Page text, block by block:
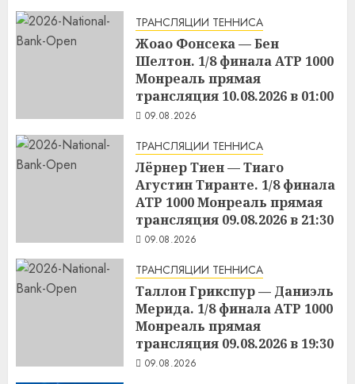
ТРАНСЛЯЦИИ ТЕННИСА
Жоао Фонсека — Бен
Шелтон. 1/8 финала ATP 1000
Монреаль прямая
трансляция 10.08.2026 в 01:00
09.08.2026
ТРАНСЛЯЦИИ ТЕННИСА
Лёрнер Тиен — Тиаго
Агустин Тиранте. 1/8 финала
ATP 1000 Монреаль прямая
трансляция 09.08.2026 в 21:30
09.08.2026
ТРАНСЛЯЦИИ ТЕННИСА
Таллон Грикспур — Даниэль
Мерида. 1/8 финала ATP 1000
Монреаль прямая
трансляция 09.08.2026 в 19:30
09.08.2026